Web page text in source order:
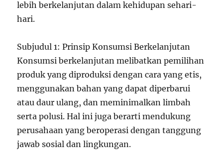
lebih berkelanjutan dalam kehidupan sehari-
hari.
Subjudul 1: Prinsip Konsumsi Berkelanjutan
Konsumsi berkelanjutan melibatkan pemilihan
produk yang diproduksi dengan cara yang etis,
menggunakan bahan yang dapat diperbarui
atau daur ulang, dan meminimalkan limbah
serta polusi. Hal ini juga berarti mendukung
perusahaan yang beroperasi dengan tanggung
jawab sosial dan lingkungan.